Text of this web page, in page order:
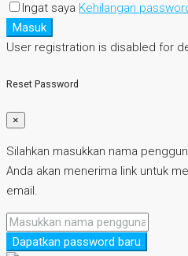
Ingat saya Kehilangan
Masuk
User registration is disabled for
Reset Password
×
Silahkan masukkan nama
Anda akan menerima link untuk
email.
Dapatkan password baru